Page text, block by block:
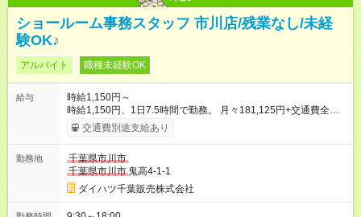
ショールーム事務スタッフ 市川店/残業なし/未経
験OK♪
アルバイト 職種未経験OK
給与
時給1,150円～
時給1,150円、1日7.5時間で勤務。 月々181,125円+交通費全額
支給。（月21日間勤務で計算した目安金額です。） 【試用期
間】試用期間なし
交通費別途支給あり
勤務地
千葉県市川市
千葉県市川市 鬼高4-1-1
ダイハツ千葉販売株式会社